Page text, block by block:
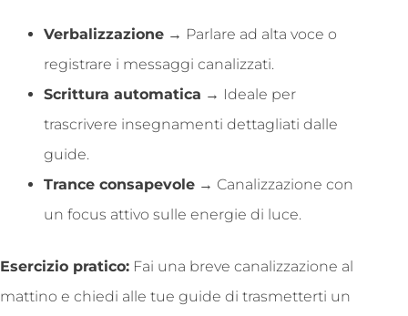
Verbalizzazione → Parlare ad alta voce o
registrare i messaggi canalizzati.
Scrittura automatica → Ideale per
trascrivere insegnamenti dettagliati dalle
guide.
Trance consapevole → Canalizzazione con
un focus attivo sulle energie di luce.
Esercizio pratico: Fai una breve canalizzazione al
mattino e chiedi alle tue guide di trasmetterti un